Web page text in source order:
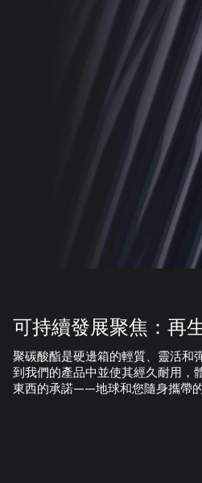
可持續發展聚焦：再
聚碳酸酯是硬邊箱的輕質、靈活和
到我們的產品中並使其經久耐用，
東西的承諾——地球和您隨身攜帶的